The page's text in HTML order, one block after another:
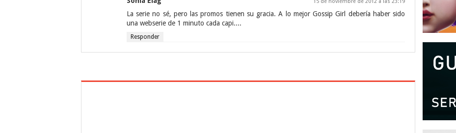
La serie no sé, pero las promos tienen su gracia. A lo mejor Gossip Girl debería haber sido
una webserie de 1 minuto cada capi....
Responder